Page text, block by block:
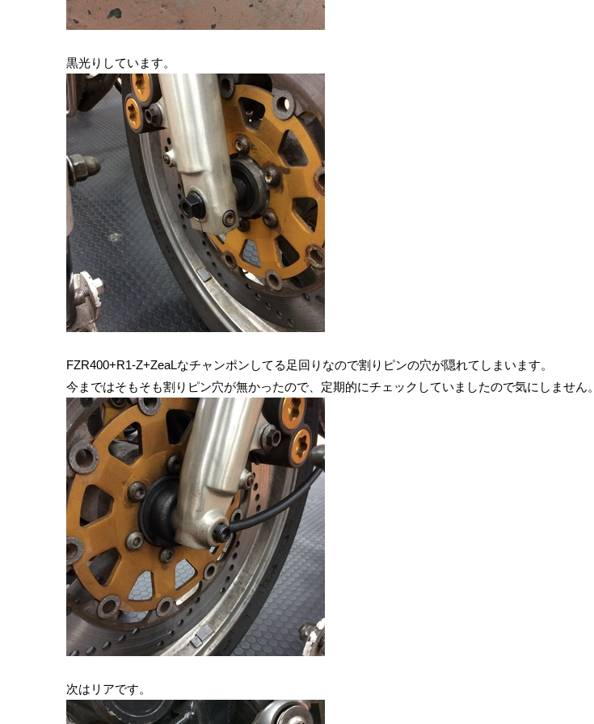
黒光りしています。
FZR400+R1-Z+ZeaLなチャンポンしてる足回りなので割りピンの穴が隠れてしまいます。
今まではそもそも割りピン穴が無かったので、定期的にチェックしていましたので気にしません。
次はリアです。